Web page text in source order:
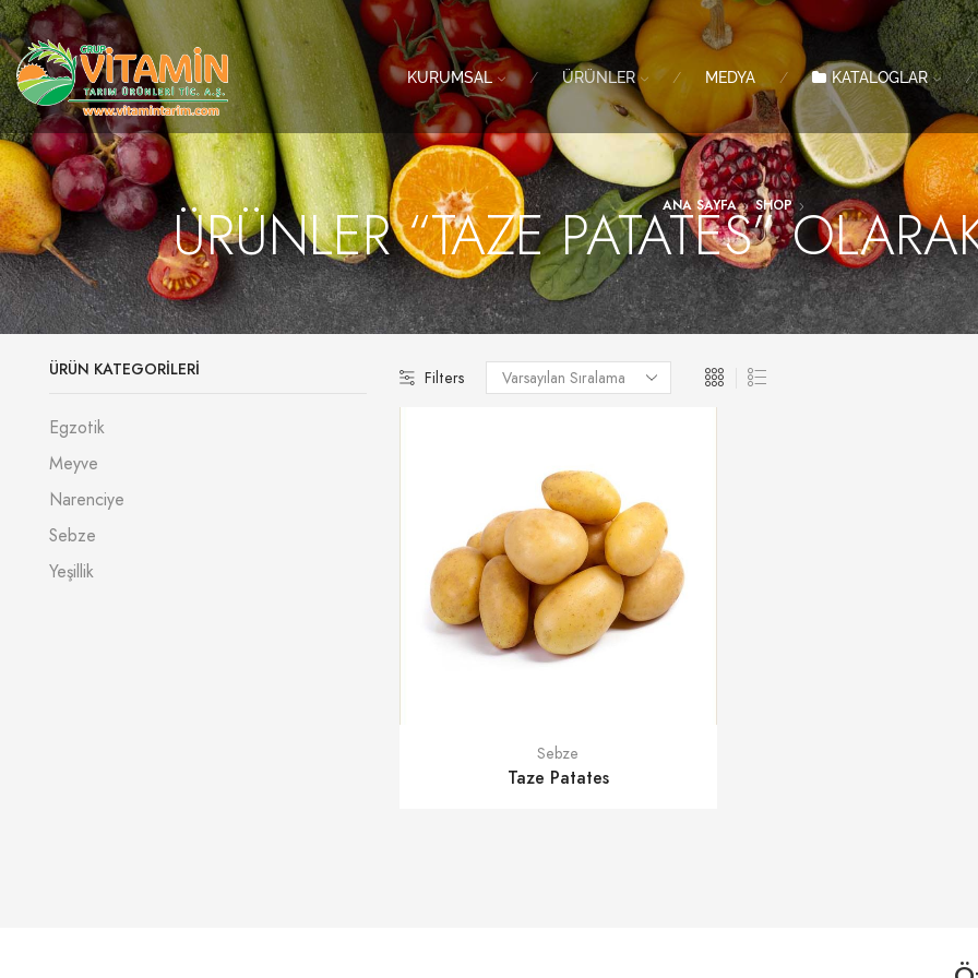
KURUMSAL ÜRÜNLER MEDYA KATALOGLAR
ANA SAYFA SHOP
ÜRÜNLER “TAZE PATATES”
Filters
Sebze
Taze Patates
ÜRÜN KATEGORILERI
Egzotik
Meyve
Narenciye
Sebze
Yeşillik